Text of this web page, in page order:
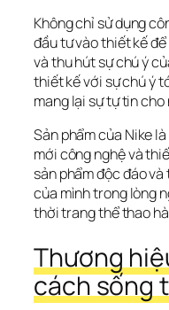
Không chỉ sử dụng
đầu tư vào thiết kế
và thu hút sự chú ý
thiết kế với sự chú ý
mang lại sự tự tin
Sản phẩm của Nike
mới công nghệ và
sản phẩm độc đáo
của mình trong lòng
thời trang thể thao
Thương
cách sống